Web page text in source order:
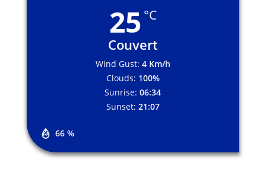
25 °C
Couvert
66 %
Wind Gust: 4 Km/h
Clouds: 100%
Sunrise: 06:34
Sunset: 21:07